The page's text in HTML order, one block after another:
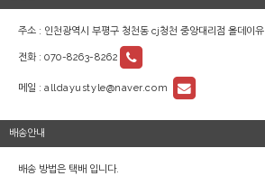
주소 : 인천광역시 부평구 청천동 cj청천 중앙대리점 올데이유
전화 : 070-8263-8262
메일 : alldayustyle@naver.com
배송안내
배송 방법은 택배 입니다.